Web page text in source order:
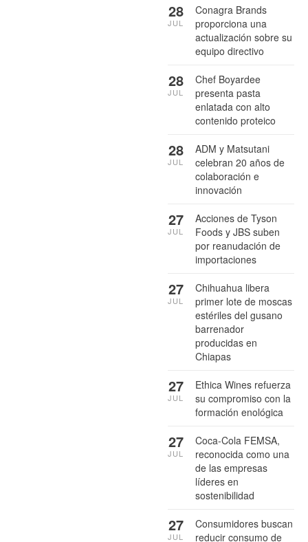
Conagra Brands
proporciona una
actualización sobre su
equipo directivo
28
JUL
Chef Boyardee
presenta pasta
enlatada con alto
contenido proteico
28
JUL
ADM y Matsutani
celebran 20 años de
colaboración e
innovación
28
JUL
Acciones de Tyson
Foods y JBS suben
por reanudación de
importaciones
27
JUL
Chihuahua libera
primer lote de moscas
estériles del gusano
barrenador
producidas en
Chiapas
27
JUL
Ethica Wines refuerza
su compromiso con la
formación enológica
27
JUL
Coca-Cola FEMSA,
reconocida como una
de las empresas
líderes en
sostenibilidad
27
JUL
Consumidores buscan
reducir consumo de
27
JUL